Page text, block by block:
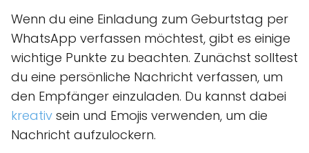
Wenn du eine Einladung zum Geburtstag per
WhatsApp verfassen möchtest, gibt es einige
wichtige Punkte zu beachten. Zunächst solltest
du eine persönliche Nachricht verfassen, um
den Empfänger einzuladen. Du kannst dabei
kreativ sein und Emojis verwenden, um die
Nachricht aufzulockern.